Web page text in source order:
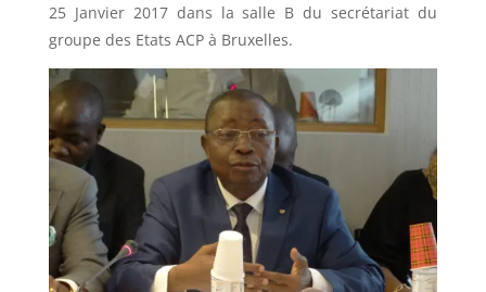
25 Janvier 2017 dans la salle B du secrétariat du
groupe des Etats ACP à Bruxelles.